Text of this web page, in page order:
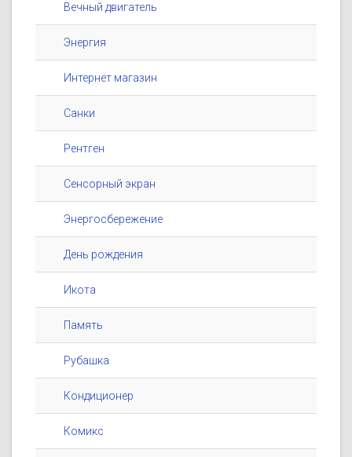
Вечный двигатель
Энергия
Интернет магазин
Санки
Рентген
Сенсорный экран
Энергосбережение
День рождения
Икота
Память
Рубашка
Кондиционер
Комикс